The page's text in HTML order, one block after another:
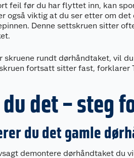
feil før du har flyttet inn, kan
også viktig at du ser etter om det
Denne settskruen sitter
skruene rundt dørhåndtaket, vil
fortsatt sitter fast, forklarer
det – steg
du det gamle
demontere dørhåndtaket du